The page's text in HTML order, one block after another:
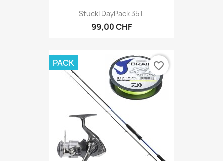
Stucki DayPack 35 L
99,00 CHF
PACK favorite_border